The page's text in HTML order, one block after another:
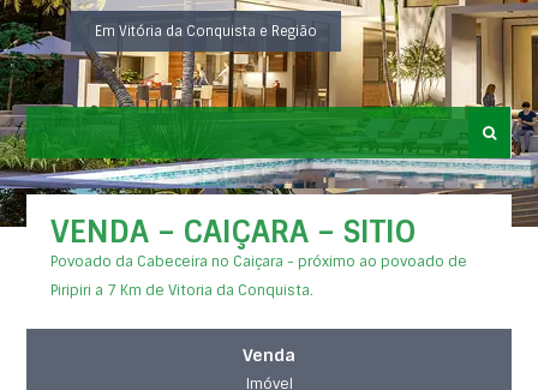
Em Vitória da Conquista e Região
VENDA – CAIÇARA – SITIO
Povoado da Cabeceira no Caiçara - próximo ao povoado de
Piripiri a 7 Km de Vitoria da Conquista.
Venda
Imóvel